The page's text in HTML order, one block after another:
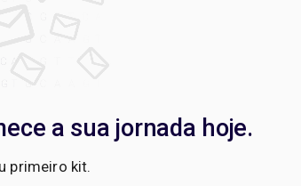
a sua jornada hoje.
primeiro kit.